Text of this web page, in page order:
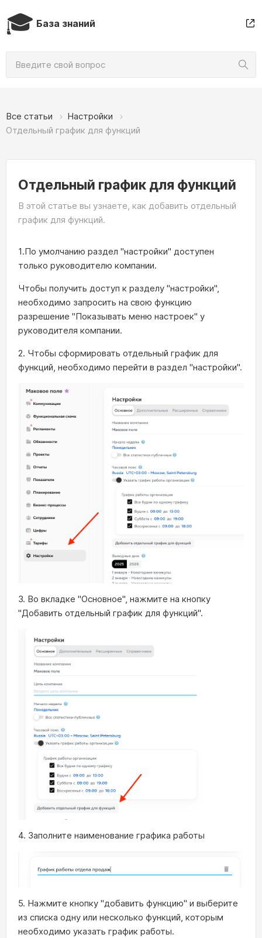
🎓 База знаний
Все статьи
Настройки
Отдельный график для функций
Отдельный график для функций
В этой статье вы узнаете, как добавить отдельный
график для функций.
1.По умолчанию раздел "настройки" доступен
только руководителю компании.
Чтобы получить доступ к разделу "настройки",
необходимо запросить на свою функцию
разрешение "Показывать меню настроек" у
руководителя компании.
2. Чтобы сформировать отдельный график для
функций, необходимо перейти в раздел "настройки".
3. Во вкладке "Основное", нажмите на кнопку
"Добавить отдельный график для функций".
4. Заполните наименование графика работы
5. Нажмите кнопку "добавить функцию" и выберите
из списка одну или несколько функций, которым
необходимо указать график работы.